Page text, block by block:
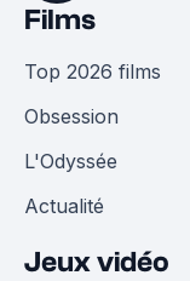
Films
Top 2026 films
Obsession
L'Odyssée
Actualité
Jeux vidéo